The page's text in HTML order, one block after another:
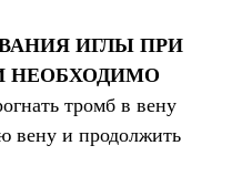
ИГЛЫ ПРИ
НЕОБХОДИМО
тромб в вену
вену и продолжить